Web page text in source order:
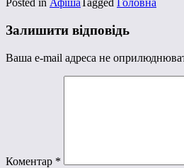
Posted in АфішаTagged Головна
Залишити відповідь
Ваша e-mail адреса не
Коментар *